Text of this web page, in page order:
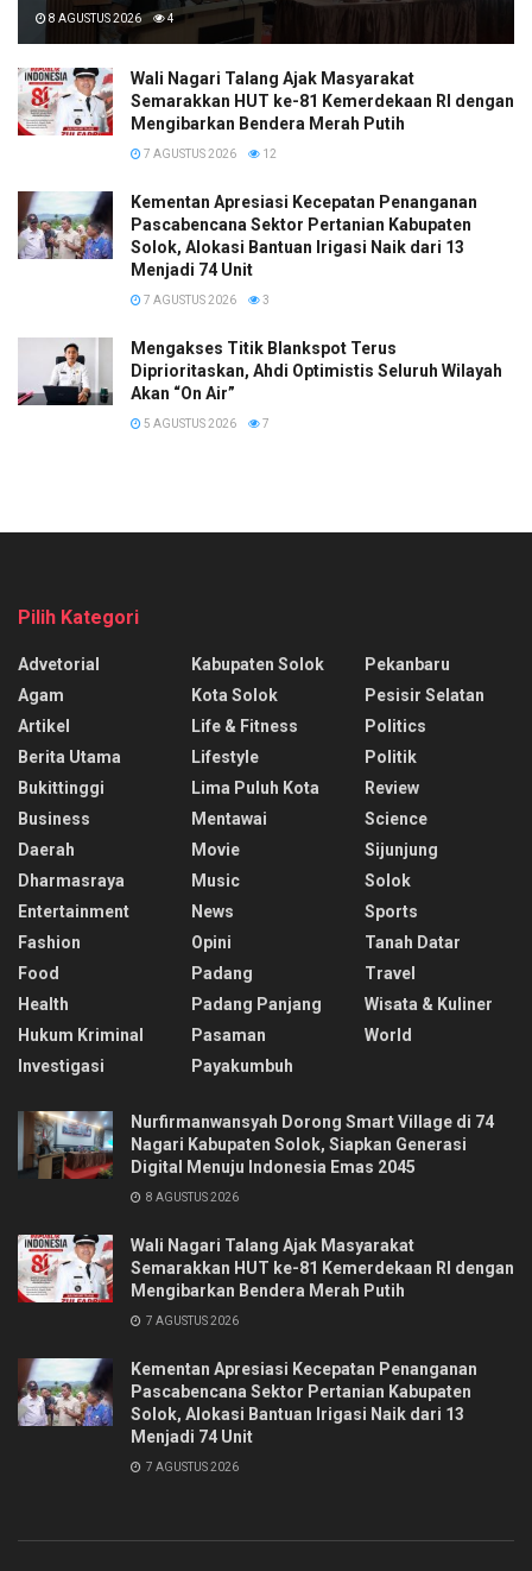
8 AGUSTUS 2026 4
Wali Nagari Talang Ajak Masyarakat
Semarakkan HUT ke-81 Kemerdekaan RI dengan
Mengibarkan Bendera Merah Putih
7 AGUSTUS 2026 12
Kementan Apresiasi Kecepatan Penanganan
Pascabencana Sektor Pertanian Kabupaten
Solok, Alokasi Bantuan Irigasi Naik dari 13
Menjadi 74 Unit
7 AGUSTUS 2026 3
Mengakses Titik Blankspot Terus
Diprioritaskan, Ahdi Optimistis Seluruh Wilayah
Akan “On Air”
5 AGUSTUS 2026 7
Pilih Kategori
Advetorial
Agam
Artikel
Berita Utama
Bukittinggi
Business
Daerah
Dharmasraya
Entertainment
Fashion
Food
Health
Hukum Kriminal
Investigasi
Kabupaten Solok
Kota Solok
Life & Fitness
Lifestyle
Lima Puluh Kota
Mentawai
Movie
Music
News
Opini
Padang
Padang Panjang
Pasaman
Payakumbuh
Pekanbaru
Pesisir Selatan
Politics
Politik
Review
Science
Sijunjung
Solok
Sports
Tanah Datar
Travel
Wisata & Kuliner
World
Nurfirmanwansyah Dorong Smart Village di 74
Nagari Kabupaten Solok, Siapkan Generasi
Digital Menuju Indonesia Emas 2045
8 AGUSTUS 2026
Wali Nagari Talang Ajak Masyarakat
Semarakkan HUT ke-81 Kemerdekaan RI dengan
Mengibarkan Bendera Merah Putih
7 AGUSTUS 2026
Kementan Apresiasi Kecepatan Penanganan
Pascabencana Sektor Pertanian Kabupaten
Solok, Alokasi Bantuan Irigasi Naik dari 13
Menjadi 74 Unit
7 AGUSTUS 2026